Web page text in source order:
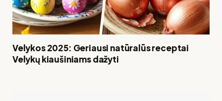
Velykos 2025: Geriausi natūralūs receptai
Velykų kiaušiniams dažyti